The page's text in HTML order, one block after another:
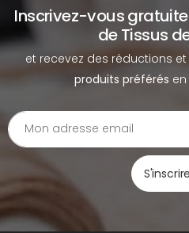
Inscrivez-vous
de Tissus
et recevez des réductions
produits préférés
S'inscrire